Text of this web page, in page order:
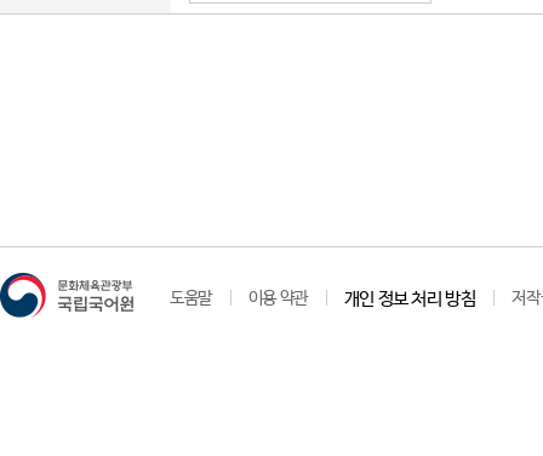
도움말 이용 약관 개인 정보 처리 방침 저